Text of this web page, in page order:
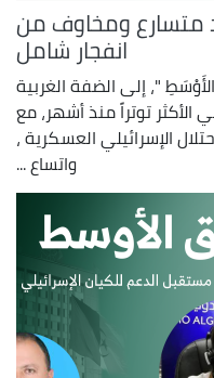
متسارع ومخاوف من
انفجار شامل
"، إلى الضفة الغربية
توتراً منذ أشهر، مع
الإسرائيلي العسكرية ،
واتساع ...